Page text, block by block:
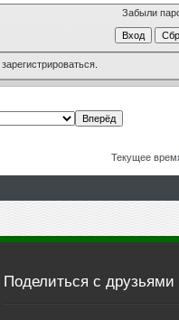
Забыли
зарегистрироваться
Текущее
Поделиться с друзьями